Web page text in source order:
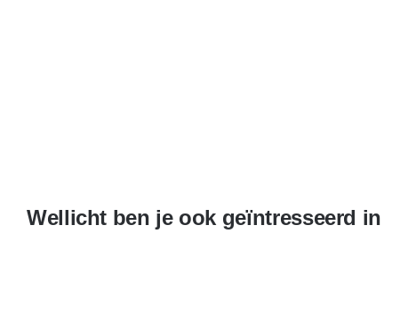
Wellicht ben je ook geïntresseerd in